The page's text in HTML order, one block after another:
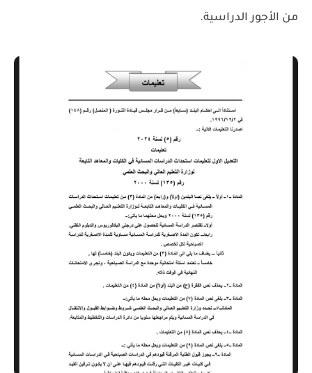
من الأجور الدراسية.